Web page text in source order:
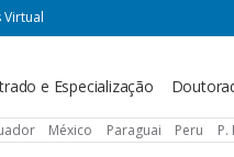
Virtual
e Especialização
México Paraguai Peru P.